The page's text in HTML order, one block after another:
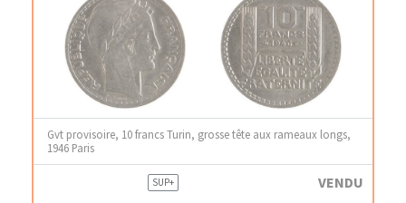
Gvt provisoire, 10 francs Turin, grosse tête aux rameaux longs,
1946 Paris
SUP+ VENDU